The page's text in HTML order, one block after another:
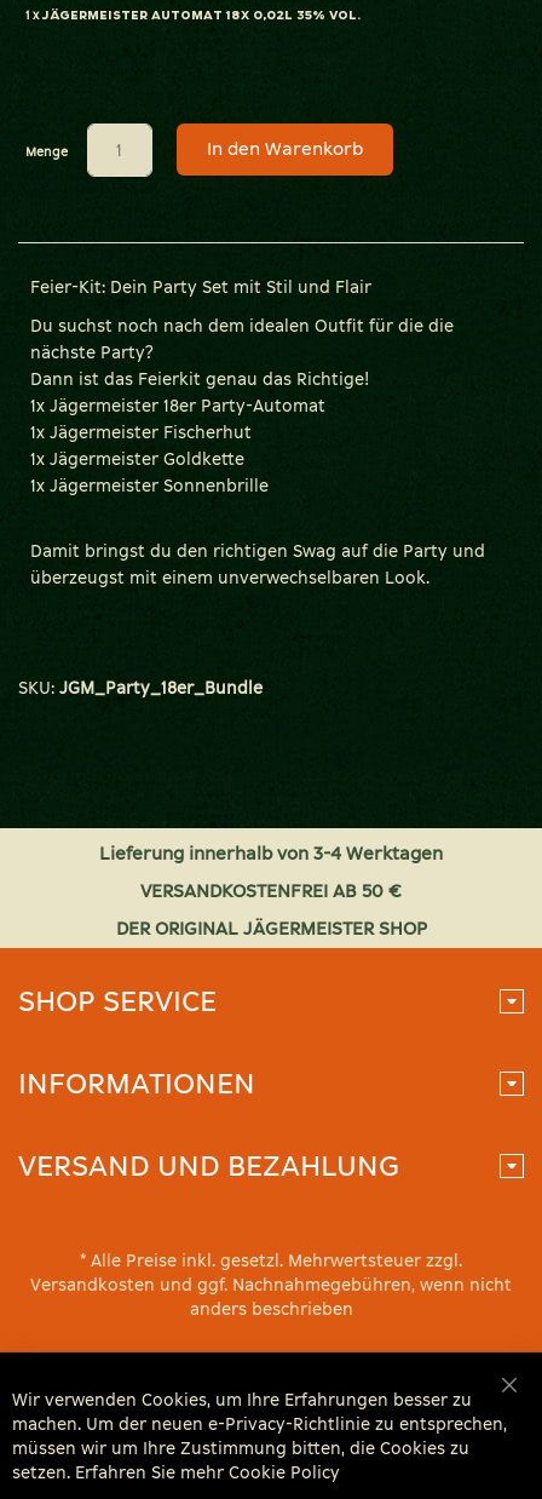
1 x Jägermeister Automat 18x 0,02L 35% Vol.
Menge In den Warenkorb
Feier-Kit: Dein Party Set mit Stil und Flair
Du suchst noch nach dem idealen Outfit für die die
nächste Party?
Dann ist das Feierkit genau das Richtige!
1x Jägermeister 18er Party-Automat
1x Jägermeister Fischerhut
1x Jägermeister Goldkette
1x Jägermeister Sonnenbrille
Damit bringst du den richtigen Swag auf die Party und
überzeugst mit einem unverwechselbaren Look.
SKU: JGM_Party_18er_Bundle
Lieferung innerhalb von 3-4 Werktagen
VERSANDKOSTENFREI AB 50 €
DER ORIGINAL JÄGERMEISTER SHOP
SHOP SERVICE
INFORMATIONEN
VERSAND UND BEZAHLUNG
* Alle Preise inkl. gesetzl. Mehrwertsteuer zzgl.
Versandkosten und ggf. Nachnahmegebühren, wenn nicht
anders beschrieben
Wir verwenden Cookies, um Ihre Erfahrungen besser zu
machen. Um der neuen e-Privacy-Richtlinie zu entsprechen,
müssen wir um Ihre Zustimmung bitten, die Cookies zu
setzen. Erfahren Sie mehrCookie Policy